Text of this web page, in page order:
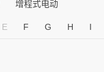
增程式电动
E F G H I